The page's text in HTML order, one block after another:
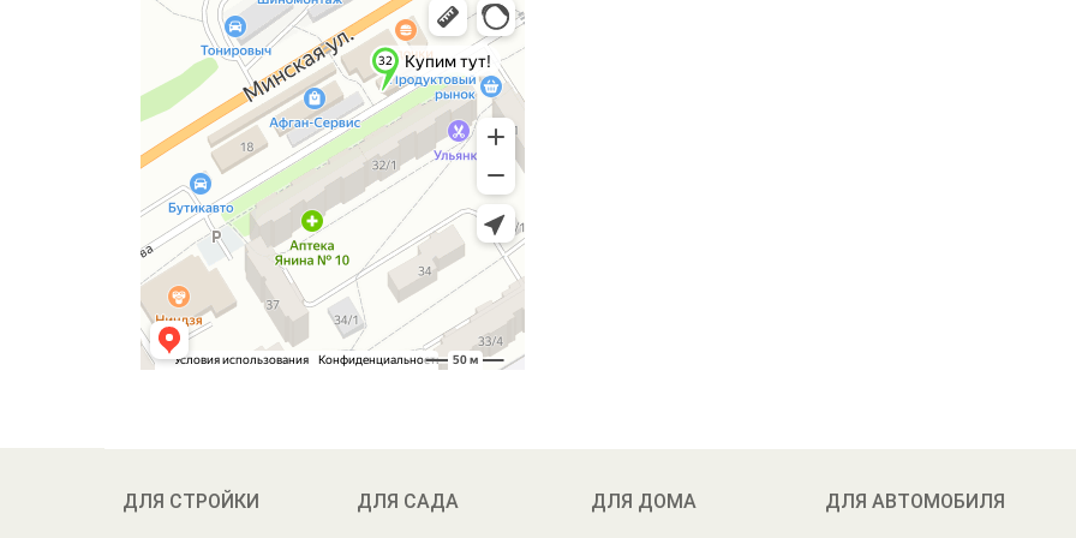
ДЛЯ СТРОЙКИ ДЛЯ САДА ДЛЯ ДОМА ДЛЯ АВТОМОБИЛЯ